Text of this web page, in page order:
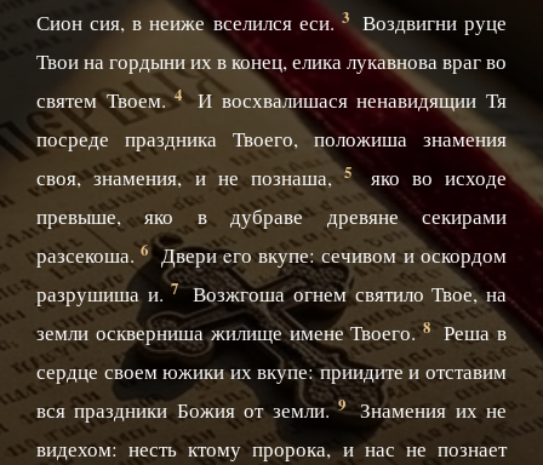
Сион сия, в неиже вселился еси.3 Воздвигни руце
Твои на гордыни их в конец, елика лукавнова враг во
святем Твоем.4 И восхвалишася ненавидящии Тя
посреде праздника Твоего, положиша знамения
своя, знамения, и не познаша,5 яко во исходе
превыше, яко в дубраве древяне секирами
разсекоша.6 Двери eго вкупе: сечивом и оскордом
разрушиша и.7 Возжгоша огнем святило Твое, на
земли оскверниша жилище имене Твоего.8 Реша в
сердце своем южики их вкупе: приидите и отставим
вся праздники Божия от земли.9 Знамения их не
видехом: несть ктому пророка, и нас не познает